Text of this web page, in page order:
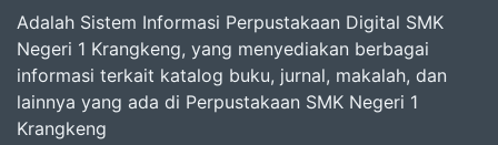
Adalah Sistem Informasi Perpustakaan Digital SMK
Negeri 1 Krangkeng, yang menyediakan berbagai
informasi terkait katalog buku, jurnal, makalah, dan
lainnya yang ada di Perpustakaan SMK Negeri 1
Krangkeng